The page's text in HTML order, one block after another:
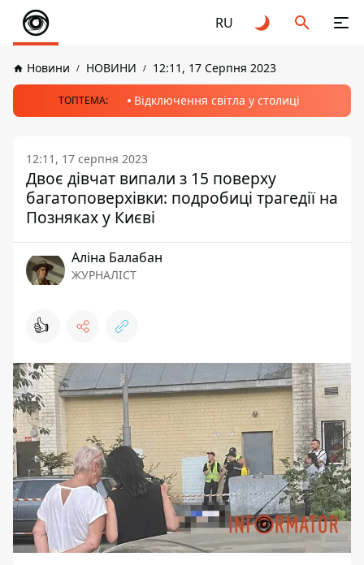
RU
Новини НОВИНИ 12:11, 17 Серпня 2023
ТОПТЕМА: Відключення світла у столиці
12:11, 17 серпня 2023
Двоє дівчат випали з 15 поверху
багатоповерхівки: подробиці трагедії на
Позняках у Києві
Аліна Балабан
ЖУРНАЛІСТ
👍